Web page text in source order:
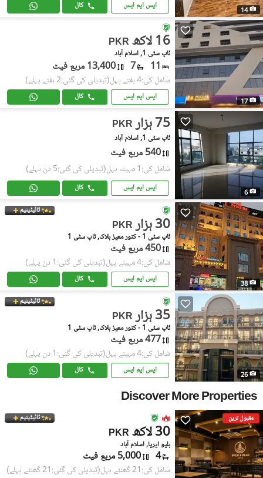
14 ایس ایم ایس کال
17
PKR 16 لاکھ
ٹاپ سٹی 1, اسلام آباد
11
7 13,400 مربع فیٹ
شامل کی:4 ہفتے پہل (تبدیلی کی گئی:2 ہفتے پہلے)
ایس ایم ایس کال
6
PKR 75 ہزار
ٹاپ سٹی 1, اسلام آباد
540 مربع فیٹ
شامل کی:1 مہینہ پہل (تبدیلی کی گئی:5 دن پہلے)
ایس ایم ایس کال
38
ٹائیٹینیم
PKR 30 ہزار
ٹاپ سٹی 1 - کنور معیز بلاک, ٹاپ سٹی 1
450 مربع فیٹ
شامل کی:4 مہینے پہل (تبدیلی کی گئی:1 دن پہلے)
ایس ایم ایس کال
26
ٹائیٹینیم
PKR 35 ہزار
ٹاپ سٹی 1 - کنور معیز بلاک, ٹاپ سٹی 1
477 مربع فیٹ
شامل کی:4 مہینے پہل (تبدیلی کی گئی:1 دن پہلے)
ایس ایم ایس کال
Discover More Properties
مقبول ترین ٹائیٹینیم
PKR 30 لاکھ
بلیو ایریا, اسلام آباد
4 5,000 مربع فیٹ
شامل کی:21 گھنٹے پہل (تبدیلی کی گئی:21 گھنٹے پہلے)